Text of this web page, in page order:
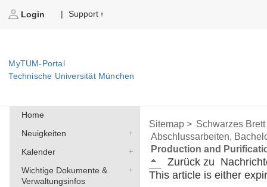
Login | Support
MyTUM-Portal
Technische Universität München
Home
Neuigkeiten
Kalender
Wichtige Dokumente &
Verwaltungsinfos
Sitemap > Schwarzes Brett
Abschlussarbeiten,
Production and
Zurück zu
This article is either